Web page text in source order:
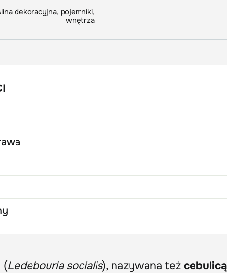
dekoracyjna, pojemniki,
wnętrza
(Ledebouria socialis), nazywana też